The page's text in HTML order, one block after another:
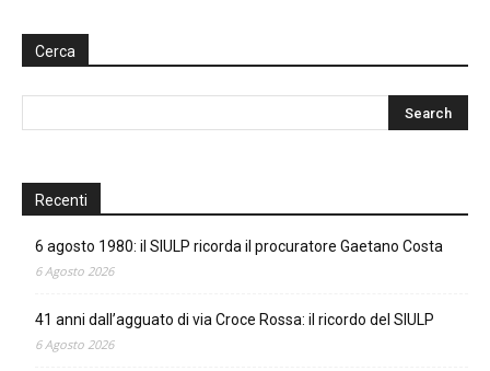
Cerca
Recenti
6 agosto 1980: il SIULP ricorda il procuratore Gaetano Costa
6 Agosto 2026
41 anni dall’agguato di via Croce Rossa: il ricordo del SIULP
6 Agosto 2026